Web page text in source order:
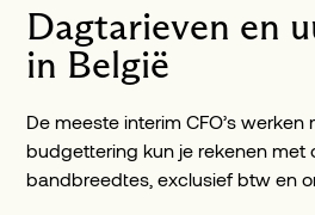
Dagtarieven en
in België
De meeste interim CFO’s
budgettering kun je rekenen met
bandbreedtes, exclusief btw en